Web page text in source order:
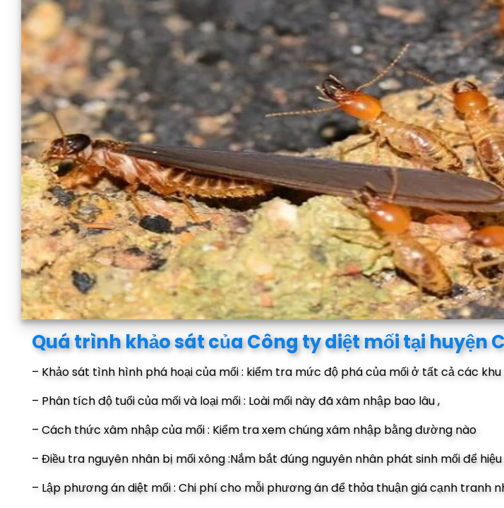
Quá trình khảo sát của Công ty diệt mối tại huyện
– Khảo sát tình hình phá hoại của mối : kiểm tra mức độ phá của mối ở tất cả các
– Phân tích độ tuổi của mối và loại mối : Loài mối này đã xâm nhập bao lâu ,
– Cách thức xâm nhập của mối : Kiểm tra xem chúng xâm nhập bằng đường nào
– Điều tra nguyên nhân bị mối xông :Nắm bắt đúng nguyên nhân phát sinh mối để
– Lập phương án diệt mối : Chi phí cho mỗi phương án để thỏa thuận giá cạnh tranh